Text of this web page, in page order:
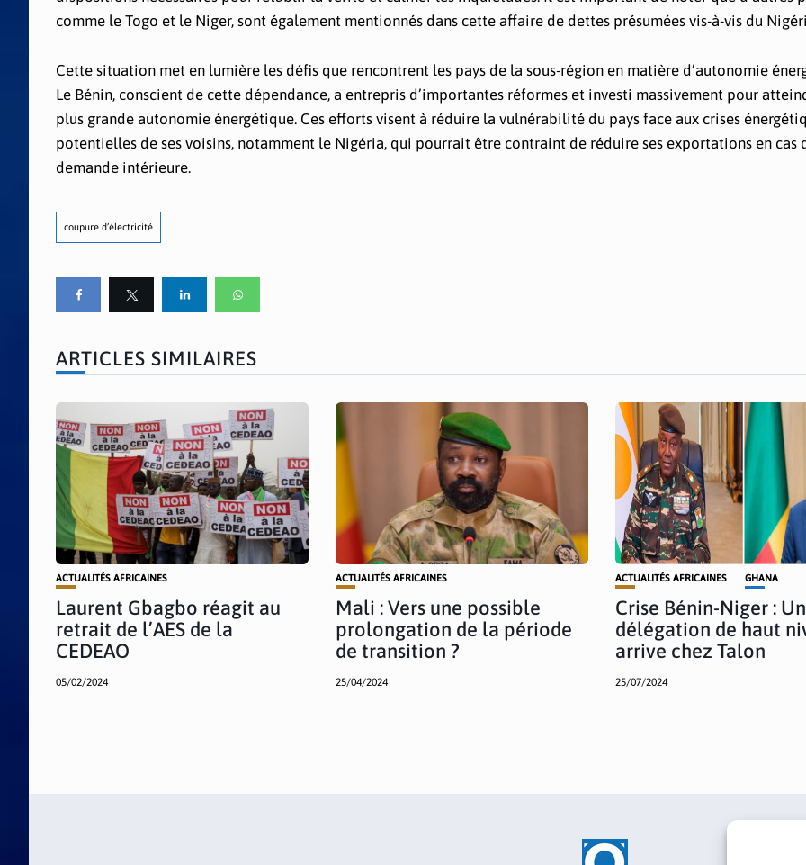
comme le Togo et le Niger, sont également mentionnés dans cette affaire de dettes présumées vis-à-vis du
Cette situation met en lumière les défis que rencontrent les pays de la sous-région en matière d’autonomie
Le Bénin, conscient de cette dépendance, a entrepris d’importantes réformes et investi massivement pour
plus grande autonomie énergétique. Ces efforts visent à réduire la vulnérabilité du pays face aux crises
potentielles de ses voisins, notamment le Nigéria, qui pourrait être contraint de réduire ses exportations en cas
demande intérieure.
coupure d’électricité
ARTICLES SIMILAIRES
ACTUALITÉS AFRICAINES
Laurent Gbagbo réagit au
retrait de l’AES de la
CEDEAO
05/02/2024
ACTUALITÉS AFRICAINES
Mali : Vers une possible
prolongation de la période
de transition ?
25/04/2024
ACTUALITÉS AFRICAINES GHANA
Crise Bénin-Niger :
délégation de haut
arrive chez Talon
25/07/2024